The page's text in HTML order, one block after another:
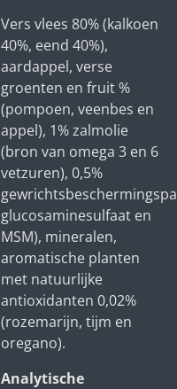
Vers vlees 80% (kalkoen
40%, eend 40%),
aardappel, verse
groenten en fruit %
(pompoen, veenbes en
appel), 1% zalmolie
(bron van omega 3 en 6
vetzuren), 0,5%
glucosaminesulfaat en
MSM), mineralen,
aromatische planten
met natuurlijke
antioxidanten 0,02%
(rozemarijn, tijm en
oregano).
Analytische